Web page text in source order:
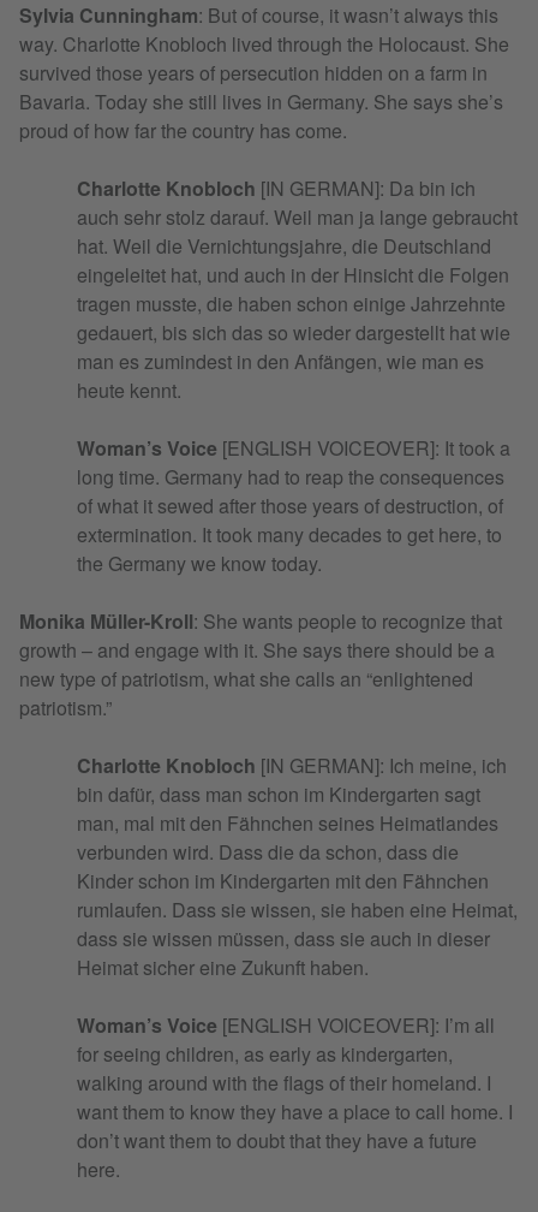
Sylvia Cunningham: But of course, it wasn’t always this
way. Charlotte Knobloch lived through the Holocaust. She
survived those years of persecution hidden on a farm in
Bavaria. Today she still lives in Germany. She says she’s
proud of how far the country has come.
Charlotte Knobloch [IN GERMAN]: Da bin ich
auch sehr stolz darauf. Weil man ja lange gebraucht
hat. Weil die Vernichtungsjahre, die Deutschland
eingeleitet hat, und auch in der Hinsicht die Folgen
tragen musste, die haben schon einige Jahrzehnte
gedauert, bis sich das so wieder dargestellt hat wie
man es zumindest in den Anfängen, wie man es
heute kennt.
Woman’s Voice [ENGLISH VOICEOVER]: It took a
long time. Germany had to reap the consequences
of what it sewed after those years of destruction, of
extermination. It took many decades to get here, to
the Germany we know today.
Monika Müller-Kroll: She wants people to recognize that
growth – and engage with it. She says there should be a
new type of patriotism, what she calls an “enlightened
patriotism.”
Charlotte Knobloch [IN GERMAN]: Ich meine, ich
bin dafür, dass man schon im Kindergarten sagt
man, mal mit den Fähnchen seines Heimatlandes
verbunden wird. Dass die da schon, dass die
Kinder schon im Kindergarten mit den Fähnchen
rumlaufen. Dass sie wissen, sie haben eine Heimat,
dass sie wissen müssen, dass sie auch in dieser
Heimat sicher eine Zukunft haben.
Woman’s Voice [ENGLISH VOICEOVER]: I’m all
for seeing children, as early as kindergarten,
walking around with the flags of their homeland. I
want them to know they have a place to call home. I
don’t want them to doubt that they have a future
here.